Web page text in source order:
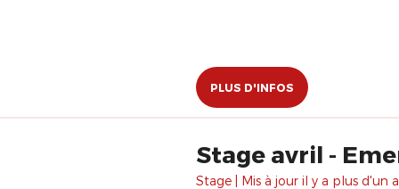
PLUS D'INFOS
Stage avril -
Stage | Mis à jour il y a plus d'un